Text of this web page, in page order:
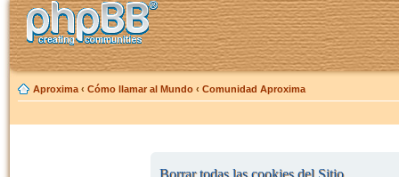
Aproxima ‹ Cómo llamar al Mundo ‹ Comunidad Aproxima